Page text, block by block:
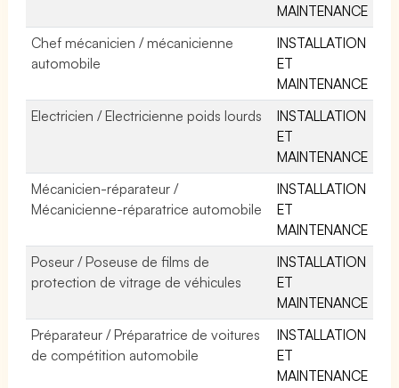
MAINTENANCE
Chef mécanicien / mécanicienne
automobile
INSTALLATION
ET
MAINTENANCE
Electricien / Electricienne poids lourds
INSTALLATION
ET
MAINTENANCE
Mécanicien-réparateur /
Mécanicienne-réparatrice automobile
INSTALLATION
ET
MAINTENANCE
Poseur / Poseuse de films de
protection de vitrage de véhicules
INSTALLATION
ET
MAINTENANCE
Préparateur / Préparatrice de voitures
de compétition automobile
INSTALLATION
ET
MAINTENANCE